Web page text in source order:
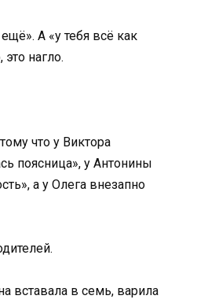
А «у тебя всё как
нагло.
что у Виктора
поясница», у Антонины
а у Олега внезапно
вставала в семь, варила